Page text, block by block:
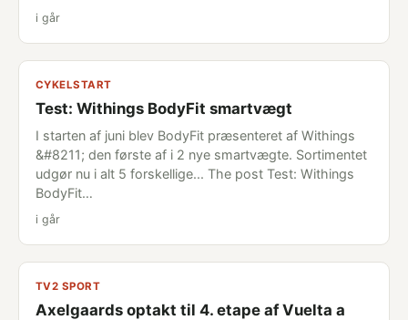
i går
CYKELSTART
Test: Withings BodyFit smartvægt
I starten af juni blev BodyFit præsenteret af Withings
&#8211; den første af i 2 nye smartvægte. Sortimentet
udgør nu i alt 5 forskellige... The post Test: Withings
BodyFit…
i går
TV2 SPORT
Axelgaards optakt til 4. etape af Vuelta a